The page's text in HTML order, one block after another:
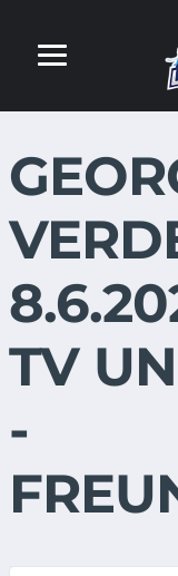
TV
-